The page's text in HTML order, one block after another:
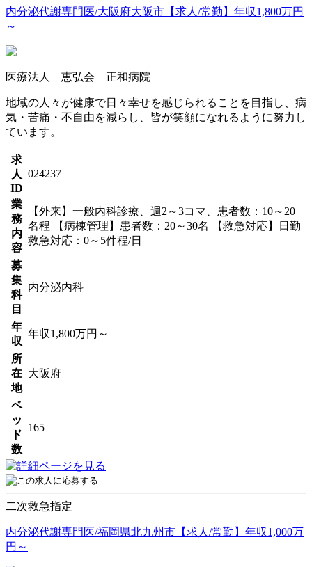
内分泌代謝専門医/大阪府大阪市【求人/常勤】年収1,800万円
～
医療法人 恵弘会 正和病院
地域の人々が健康で日々幸せを感じられることを目指し、病
気・苦痛・不自由を減らし、皆が笑顔になれるように努力し
ています。
求
人
ID
024237
業
務
内
容
【外来】一般内科診療、週2～3コマ、患者数：10～20
名程 【病棟管理】患者数：20～30名 【救急対応】日勤
救急対応：0～5件程/日
募
集
科
目
内分泌内科
年
収
年収1,800万円～
所
在
地
大阪府
ベ
ッ
ド
数
165
二次救急指定
内分泌代謝専門医/福岡県北九州市【求人/常勤】年収1,000万
円～